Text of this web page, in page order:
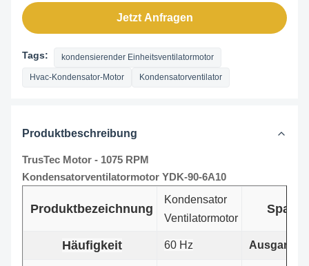
Jetzt Anfragen
Tags: kondensierender Einheitsventilatormotor
Hvac-Kondensator-Motor Kondensatorventilator
Produktbeschreibung
TrusTec Motor - 1075 RPM
Kondensatorventilatormotor YDK-90-6A10
Produktbezeichnung
Kondensator
Ventilatormotor
Häufigkeit 60 Hz